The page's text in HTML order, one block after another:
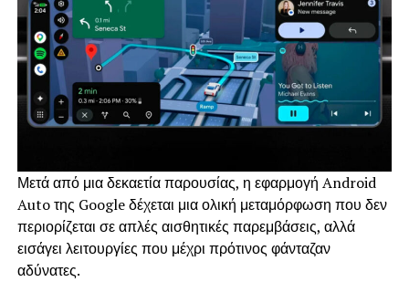
Μετά από μια δεκαετία παρουσίας, η εφαρμογή Android
Auto της Google δέχεται μια ολική μεταμόρφωση που δεν
περιορίζεται σε απλές αισθητικές παρεμβάσεις, αλλά
εισάγει λειτουργίες που μέχρι πρότινος φάνταζαν
αδύνατες.